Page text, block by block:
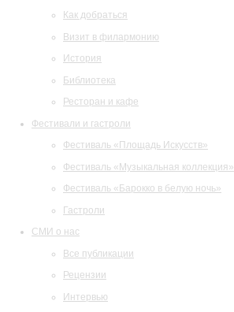
Как добраться
Визит в филармонию
История
Библиотека
Ресторан и кафе
Фестивали и гастроли
Фестиваль «Площадь Искусств»
Фестиваль «Музыкальная коллекция»
Фестиваль «Барокко в белую ночь»
Гастроли
СМИ о нас
Все публикации
Рецензии
Интервью